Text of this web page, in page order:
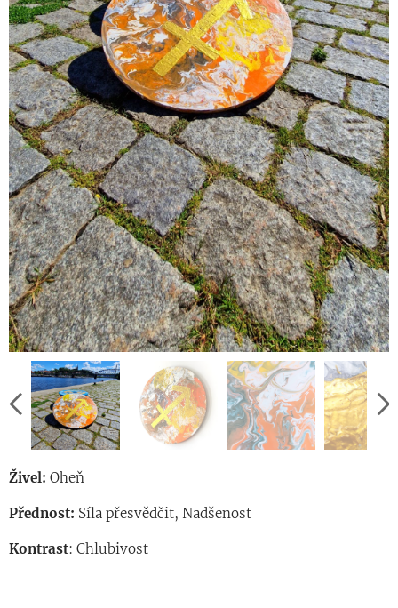
Živel: Oheň
Přednost: Síla přesvědčit, Nadšenost
Kontrast: Chlubivost